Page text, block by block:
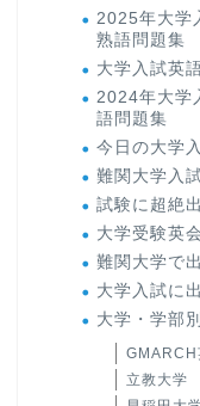
2025年大学
熟語問題集
大学入試英
2024年大学
語問題集
今日の大学
難関大学入
試験に超絶
大学受験英
難関大学で
大学入試に
大学・学部
GMARCH
立教大学